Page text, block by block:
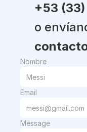
+53
o
Nombre
Email
Message